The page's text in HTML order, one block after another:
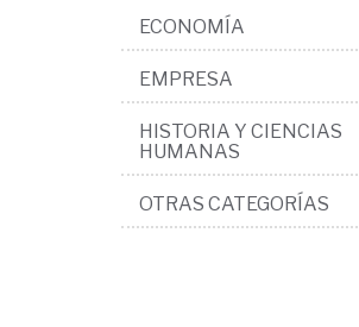
ECONOMÍA
EMPRESA
HISTORIA Y CIENCIAS
HUMANAS
OTRAS CATEGORÍAS